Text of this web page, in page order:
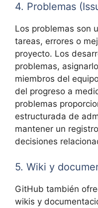
4. Problemas
Los problemas son
tareas, errores o
proyecto. Los
problemas,
miembros del
del progreso a
problemas
estructurada de
mantener un
decisiones
5. Wiki y
GitHub también
wikis y